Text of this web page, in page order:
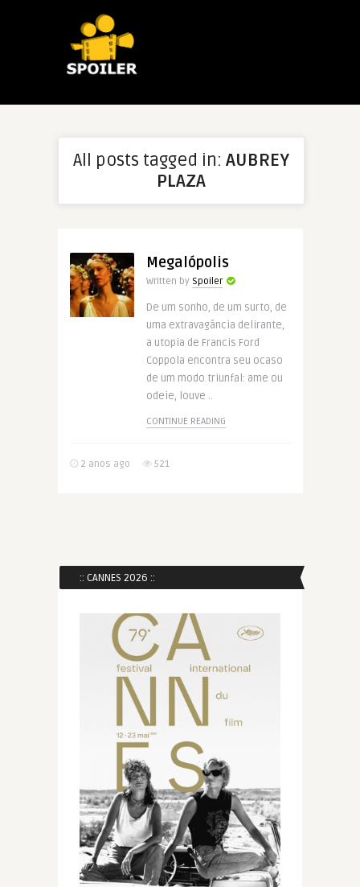
All posts tagged in: AUBREY
PLAZA
Megalópolis
Written by Spoiler
De um sonho, de um surto, de
uma extravagância delirante,
a utopia de Francis Ford
Coppola encontra seu ocaso
de um modo triunfal: ame ou
odeie, louve ..
CONTINUE READING
2 anos ago 521
:: CANNES 2026 ::